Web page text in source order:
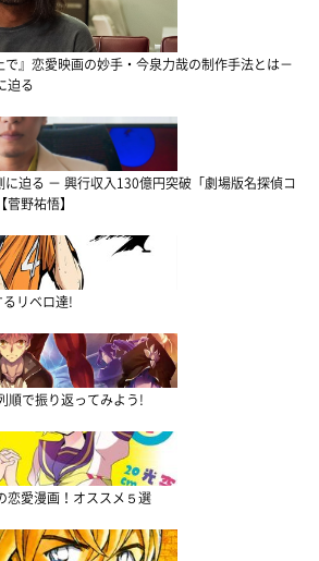
』恋愛映画の妙手・今泉力哉の制作手法とは－
迫る
迫る － 興行収入130億円突破「劇場版名探偵コ
野祐悟】
るリベロ達!
順で振り返ってみよう!
恋愛漫画！オススメ５選